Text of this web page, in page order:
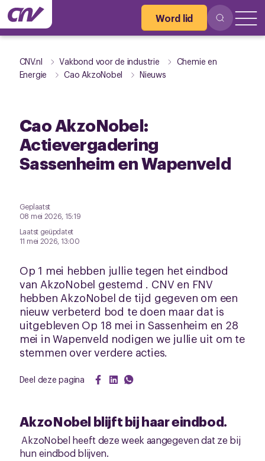
Word lid
CNV.nl Vakbond voor de industrie
Chemie en
Energie
Cao AkzoNobel Nieuws
Cao AkzoNobel:
Actievergadering
Sassenheim en Wapenveld
Geplaatst
08 mei 2026, 15:19
Laatst geüpdatet
11 mei 2026, 13:00
Op 1 mei hebben jullie tegen het eindbod
van AkzoNobel gestemd . CNV en FNV
hebben AkzoNobel de tijd gegeven om een
nieuw verbeterd bod te doen maar dat is
uitgebleven Op 18 mei in Sassenheim en 28
mei in Wapenveld nodigen we jullie uit om te
stemmen over verdere acties.
Deel deze pagina
AkzoNobel blijft bij haar eindbod.
AkzoNobel heeft deze week aangegeven dat ze bij
hun eindbod blijven.